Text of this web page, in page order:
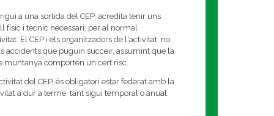
a una sortida del CEP, acredita tenir uns
físic i tècnic necessari, per al normal
El CEP i els organitzadors de l'activitat, no
accidents que puguin succeir, assumint que la
muntanya comporten un cert risc.
del CEP, és obligatori estar federat amb la
a dur a terme, tant sigui temporal o anual.